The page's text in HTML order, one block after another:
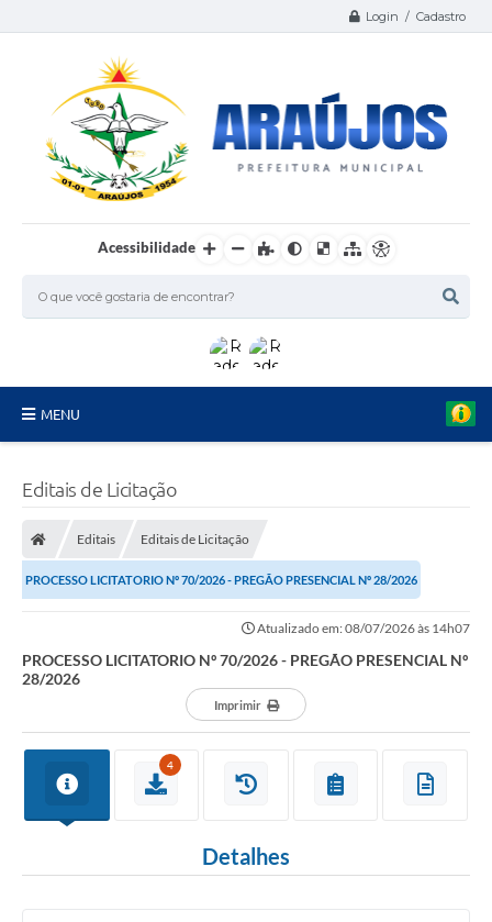
Login / Cadastro
Acessibilidade
MENU
Lei Aldir Blanc 2026
Prefeitura
Editais de Licitação
Editais Editais de Licitação
PROCESSO LICITATORIO Nº 70/2026 - PREGÃO PRESENCIAL Nº 28/2026
Atualizado em: 08/07/2026 às 14h07
PROCESSO LICITATORIO Nº 70/2026 - PREGÃO PRESENCIAL Nº
28/2026
Imprimir
4
Detalhes